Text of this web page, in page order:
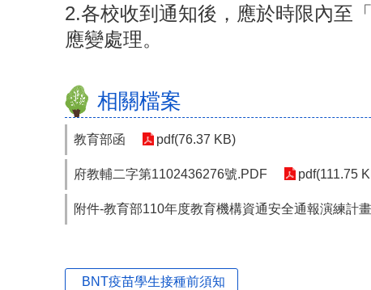
2.各校收到通知後，應於時限內至
應變處理。
相關檔案
教育部函 pdf(76.37 KB)
府教輔二字第1102436276號.PDF pdf(111.75
附件-教育部110年度教育機構資通安全通報演練計畫
BNT疫苗學生接種前須知